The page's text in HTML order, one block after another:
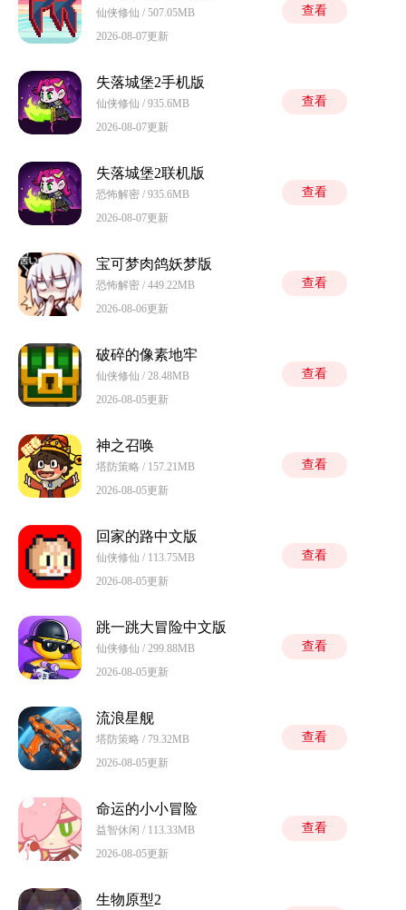
仙侠修仙 / 507.05MB
2026-08-07更新
查看
失落城堡2手机版
仙侠修仙 / 935.6MB
2026-08-07更新
查看
失落城堡2联机版
恐怖解密 / 935.6MB
2026-08-07更新
查看
宝可梦肉鸽妖梦版
恐怖解密 / 449.22MB
2026-08-06更新
查看
破碎的像素地牢
仙侠修仙 / 28.48MB
2026-08-05更新
查看
神之召唤
塔防策略 / 157.21MB
2026-08-05更新
查看
回家的路中文版
仙侠修仙 / 113.75MB
2026-08-05更新
查看
跳一跳大冒险中文版
仙侠修仙 / 299.88MB
2026-08-05更新
查看
流浪星舰
塔防策略 / 79.32MB
2026-08-05更新
查看
命运的小小冒险
益智休闲 / 113.33MB
2026-08-05更新
查看
生物原型2